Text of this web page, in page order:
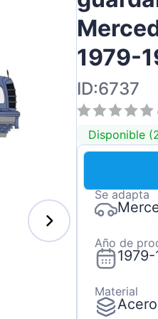
1979-
ID:6737
Disponible
Se adapta
Año de
1979-
Material